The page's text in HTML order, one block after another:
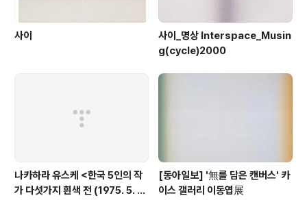
사이
사이_명상 Interspace_Musin
g(cycle)2000
나카하라 유스케 <한국 5인의 작
가 다섯가지 흰색 전 (1975. 5. 6
[동아일보] '無를 담은 캔버스' 카
이스 갤러리 이동엽展